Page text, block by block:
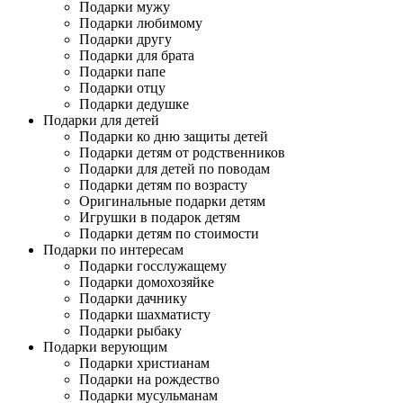
Подарки мужу
Подарки любимому
Подарки другу
Подарки для брата
Подарки папе
Подарки отцу
Подарки дедушке
Подарки для детей
Подарки ко дню защиты детей
Подарки детям от родственников
Подарки для детей по поводам
Подарки детям по возрасту
Оригинальные подарки детям
Игрушки в подарок детям
Подарки детям по стоимости
Подарки по интересам
Подарки госслужащему
Подарки домохозяйке
Подарки дачнику
Подарки шахматисту
Подарки рыбаку
Подарки верующим
Подарки христианам
Подарки на рождество
Подарки мусульманам